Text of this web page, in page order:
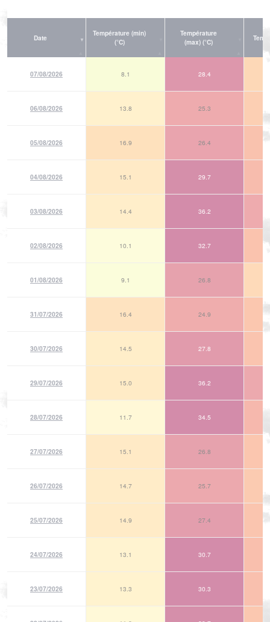
Date
Température (min)
(°C)
Température
(max) (°C)
07/08/2026 8.1 28.4
06/08/2026 13.8 25.3
05/08/2026 16.9 26.4
04/08/2026 15.1 29.7
03/08/2026 14.4 36.2
02/08/2026 10.1 32.7
01/08/2026 9.1 26.8
31/07/2026 16.4 24.9
30/07/2026 14.5 27.8
29/07/2026 15.0 36.2
28/07/2026 11.7 34.5
27/07/2026 15.1 26.8
26/07/2026 14.7 25.7
25/07/2026 14.9 27.4
24/07/2026 13.1 30.7
23/07/2026 13.3 30.3